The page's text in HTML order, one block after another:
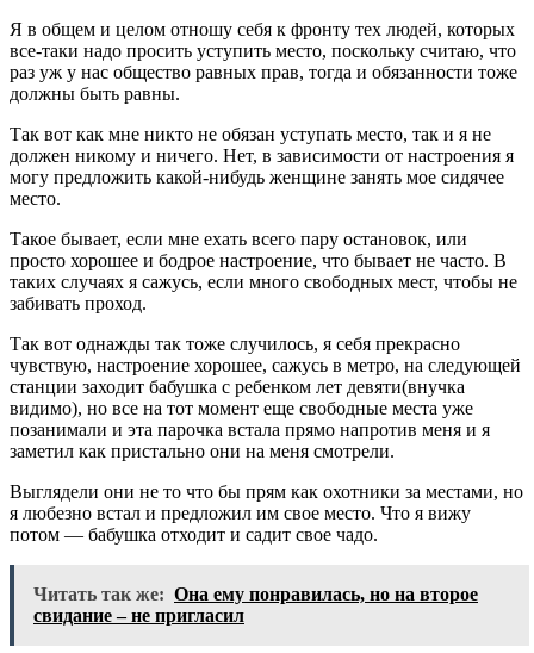
Я в общем и целом отношу себя к фронту тех людей, которых
все-таки надо просить уступить место, поскольку считаю, что
раз уж у нас общество равных прав, тогда и обязанности тоже
должны быть равны.
Так вот как мне никто не обязан уступать место, так и я не
должен никому и ничего. Нет, в зависимости от настроения я
могу предложить какой-нибудь женщине занять мое сидячее
место.
Такое бывает, если мне ехать всего пару остановок, или
просто хорошее и бодрое настроение, что бывает не часто. В
таких случаях я сажусь, если много свободных мест, чтобы не
забивать проход.
Так вот однажды так тоже случилось, я себя прекрасно
чувствую, настроение хорошее, сажусь в метро, на следующей
станции заходит бабушка с ребенком лет девяти(внучка
видимо), но все на тот момент еще свободные места уже
позанимали и эта парочка встала прямо напротив меня и я
заметил как пристально они на меня смотрели.
Выглядели они не то что бы прям как охотники за местами, но
я любезно встал и предложил им свое место. Что я вижу
потом — бабушка отходит и садит свое чадо.
Читать так же: Она ему понравилась, но на второе
свидание – не пригласил